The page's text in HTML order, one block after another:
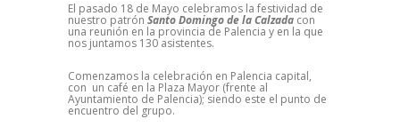
El pasado 18 de Mayo celebramos la festividad de
nuestro patrónSanto Domingo de la Calzada con
una reunión en la provincia de Palencia y en la que
nos juntamos 130 asistentes.
Comenzamos la celebración en Palencia capital,
con un café en la Plaza Mayor (frente al
Ayuntamiento de Palencia); siendo este el punto de
encuentro del grupo.